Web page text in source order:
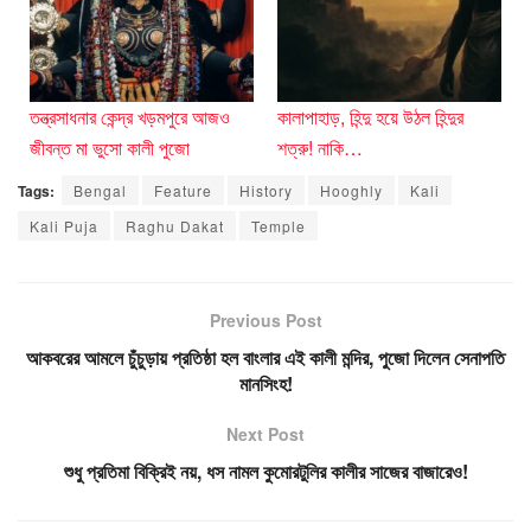
তন্ত্রসাধনার কেন্দ্র খড়মপুরে আজও
জীবন্ত মা ভুসো কালী পুজো
কালাপাহাড়, হিন্দু হয়ে উঠল হিন্দুর
শত্রু! নাকি…
Tags: Bengal Feature History Hooghly
Kali
Kali Puja
Raghu Dakat Temple
Previous Post
আকবরের আমলে চুঁচুড়ায় প্রতিষ্ঠা হল বাংলার এই কালী মন্দির, পুজো দিলেন সেনাপতি
মানসিংহ!
Next Post
শুধু প্রতিমা বিক্রিই নয়, ধস নামল কুমোরটুলির কালীর সাজের বাজারেও!